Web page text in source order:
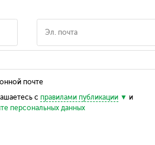
почте
с правилами публикации
и
персональных данных